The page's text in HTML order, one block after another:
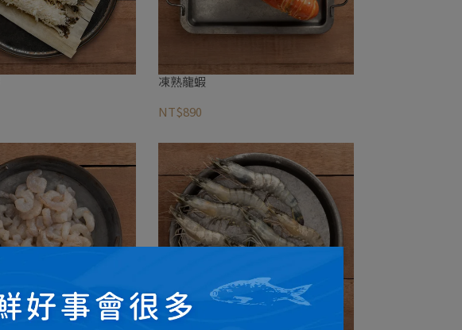
凍熟龍蝦
NT$890